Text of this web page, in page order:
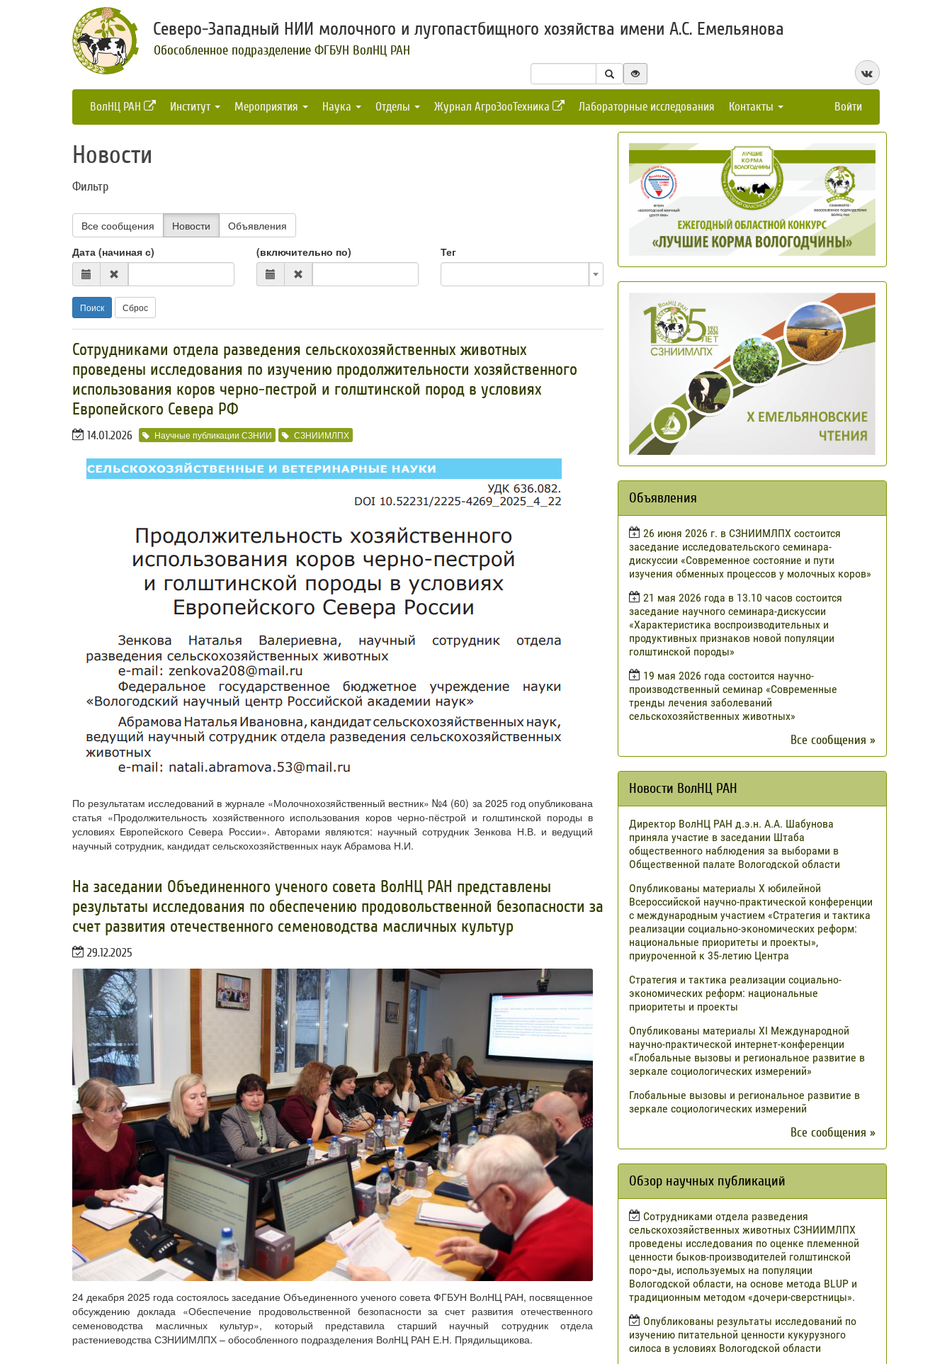
Северо-Западный НИИ молочного и лугопастбищного хозяйства имени А.С. Емельянова
Обособленное подразделение ФГБУН ВолНЦ РАН
ВолНЦ РАН Институт Мероприятия Наука Отделы Журнал АгроЗооТехника Лабораторные исследования Контакты Войти
Новости
Фильтр
Все сообщения Новости
Объявления
Дата (начиная с)
(включительно по) Тег
Поиск Сброс
​Сотрудниками отдела разведения сельскохозяйственных животных
проведены исследования по изучению продолжительности хозяйственного
использования коров черно-пестрой и голштинской пород в условиях
Европейского Севера РФ
14.01.2026 Научные публикации СЗНИИ СЗНИИМЛПХ
По результатам исследований в журнале «Молочнохозяйственный вестник» №4 (60) за 2025 год опубликована
статья «Продолжительность хозяйственного использования коров черно-пёстрой и голштинской породы в
условиях Европейского Севера России». Авторами являются: научный сотрудник Зенкова Н.В. и ведущий
научный сотрудник, кандидат сельскохозяйственных наук Абрамова Н.И.
На заседании Объединенного ученого совета ВолНЦ РАН представлены
результаты исследования по обеспечению продовольственной безопасности за
счет развития отечественного семеноводства масличных культур
29.12.2025
24 декабря 2025 года состоялось заседание Объединенного ученого совета ФГБУН ВолНЦ РАН, посвященное
обсуждению доклада «Обеспечение продовольственной безопасности за счет развития отечественного
семеноводства масличных культур», который представила старший научный сотрудник отдела
растениеводства СЗНИИМЛПХ – обособленного подразделения ВолНЦ РАН Е.Н. Прядильщикова.
Объявления
​26 июня 2026 г. в СЗНИИМЛПХ состоится
заседание исследовательского семинара-
дискуссии «Современное состояние и пути
изучения обменных процессов у молочных коров»
21 мая 2026 года в 13.10 часов состоится
заседание научного семинара-дискуссии
«Характеристика воспроизводительных и
продуктивных признаков новой популяции
голштинской породы»
19 мая 2026 года состоится научно-
производственный семинар «Современные
тренды лечения заболеваний
сельскохозяйственных животных»
Все сообщения »
Новости ВолНЦ РАН
Директор ВолНЦ РАН д.э.н. А.А. Шабунова
приняла участие в заседании Штаба
общественного наблюдения за выборами в
Общественной палате Вологодской области
Опубликованы материалы X юбилейной
Всероссийской научно-практической конференции
с международным участием «Стратегия и тактика
реализации социально-экономических реформ:
национальные приоритеты и проекты»,
приуроченной к 35-летию Центра
Стратегия и тактика реализации социально-
экономических реформ: национальные
приоритеты и проекты
Опубликованы материалы XI Международной
научно-практической интернет-конференции
«Глобальные вызовы и региональное развитие в
зеркале социологических измерений»
Глобальные вызовы и региональное развитие в
зеркале социологических измерений
Все сообщения »
Обзор научных публикаций
Сотрудниками отдела разведения
сельскохозяйственных животных СЗНИИМЛПХ
проведены исследования по оценке племенной
ценности быков-производителей голштинской
поро¬ды, используемых на популяции
Вологодской области, на основе метода BLUP и
традиционным методом «дочери-сверстницы».
Опубликованы результаты исследований по
изучению питательной ценности кукурузного
силоса в условиях Вологодской области